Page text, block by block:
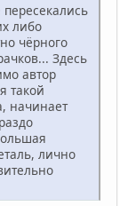
либо
чёрного
Здесь
автор
такой
начинает
лично